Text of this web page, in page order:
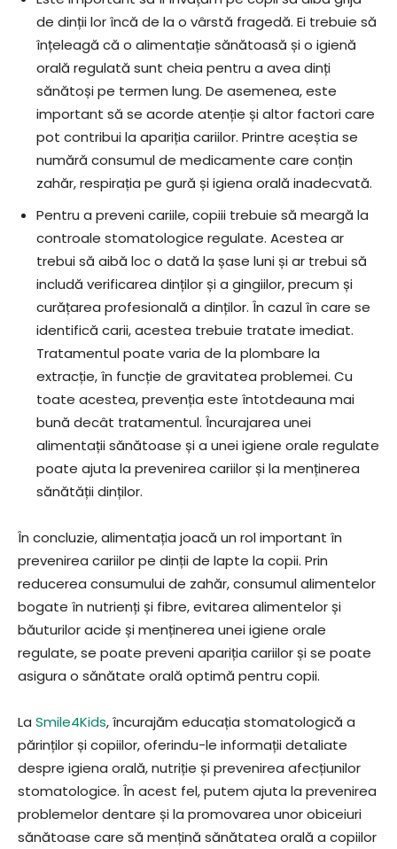
de dinții lor încă de la o vârstă fragedă. Ei trebuie să
înțeleagă că o alimentație sănătoasă și o igienă
orală regulată sunt cheia pentru a avea dinți
sănătoși pe termen lung. De asemenea, este
important să se acorde atenție și altor factori care
pot contribui la apariția cariilor. Printre aceștia se
numără consumul de medicamente care conțin
zahăr, respirația pe gură și igiena orală inadecvată.
Pentru a preveni cariile, copiii trebuie să meargă la
controale stomatologice regulate. Acestea ar
trebui să aibă loc o dată la șase luni și ar trebui să
includă verificarea dinților și a gingiilor, precum și
curățarea profesională a dinților. În cazul în care se
identifică carii, acestea trebuie tratate imediat.
Tratamentul poate varia de la plombare la
extracție, în funcție de gravitatea problemei. Cu
toate acestea, prevenția este întotdeauna mai
bună decât tratamentul. Încurajarea unei
alimentații sănătoase și a unei igiene orale regulate
poate ajuta la prevenirea cariilor și la menținerea
sănătății dinților.
În concluzie, alimentația joacă un rol important în
prevenirea cariilor pe dinții de lapte la copii. Prin
reducerea consumului de zahăr, consumul alimentelor
bogate în nutrienți și fibre, evitarea alimentelor și
băuturilor acide și menținerea unei igiene orale
regulate, se poate preveni apariția cariilor și se poate
asigura o sănătate orală optimă pentru copii.
La Smile4Kids, încurajăm educația stomatologică a
părinților și copiilor, oferindu-le informații detaliate
despre igiena orală, nutriție și prevenirea afecțiunilor
stomatologice. În acest fel, putem ajuta la prevenirea
problemelor dentare și la promovarea unor obiceiuri
sănătoase care să mențină sănătatea orală a copiilor